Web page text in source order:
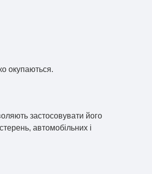
окупаються.
застосовувати його
автомобільних і